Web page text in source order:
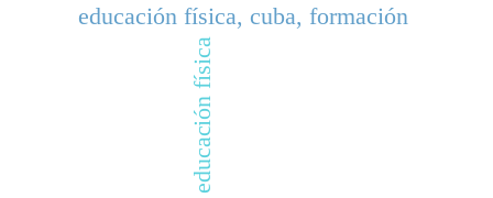
educación física
educación física, cuba, formación